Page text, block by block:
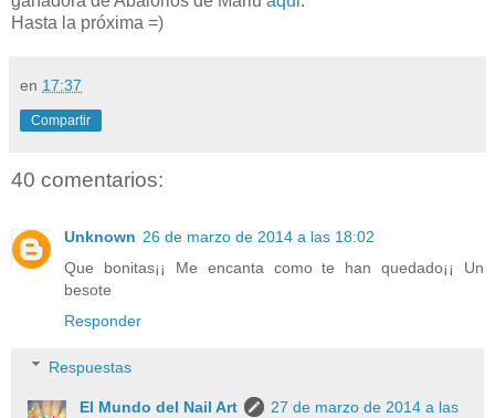
Hasta la próxima =)
en 17:37
Compartir
40 comentarios:
Unknown 26 de marzo de 2014 a las 18:02
Que bonitas¡¡ Me encanta como te han quedado¡¡ Un
besote
Responder
Respuestas
El Mundo del Nail Art
27 de marzo de 2014 a las